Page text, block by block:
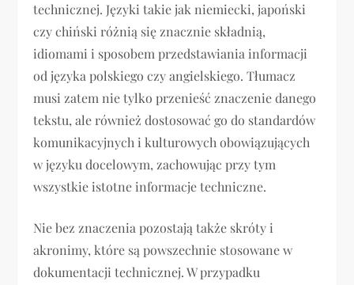
technicznej. Języki takie jak niemiecki, japoński
czy chiński różnią się znacznie składnią,
idiomami i sposobem przedstawiania informacji
od języka polskiego czy angielskiego. Tłumacz
musi zatem nie tylko przenieść znaczenie danego
tekstu, ale również dostosować go do standardów
komunikacyjnych i kulturowych obowiązujących
w języku docelowym, zachowując przy tym
wszystkie istotne informacje techniczne.
Nie bez znaczenia pozostają także skróty i
akronimy, które są powszechnie stosowane w
dokumentacji technicznej. W przypadku